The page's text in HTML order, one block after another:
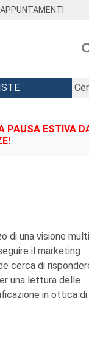
APPUNTAMENTI
PAUSA ESTIVA
di una visione
il marketing
cerca di
una lettura delle
in ottica di